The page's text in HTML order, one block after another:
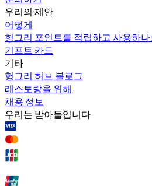
우리의 제안
어떻게
헝그리 포인트를 적립하고 사용하나
기프트 카드
기타
헝그리 허브 블로그
레스토랑을 위해
채용 정보
우리는 받아들입니다